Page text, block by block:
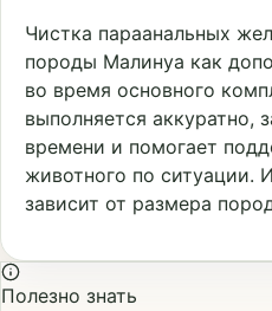
Чистка параанальных
породы Малинуа как
во время основного
выполняется аккуратно,
времени и помогает
животного по ситуации.
зависит от размера
Полезно знать